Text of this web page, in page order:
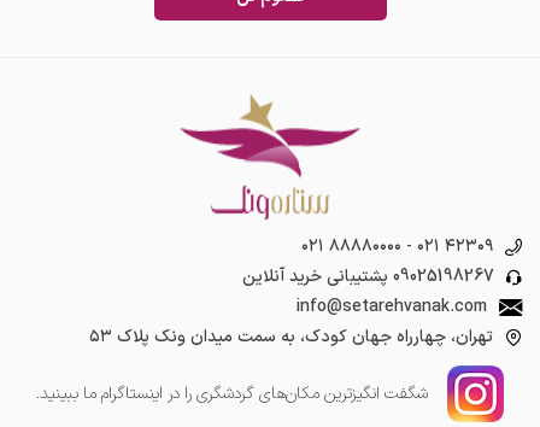
۰۲۱ ۸۸۸۸۰۰۰۰ - ۰۲۱ ۴۲۳۰۹
09025198267 پشتیبانی خرید آنلاین
info@setarehvanak.com
تهران، چهارراه جهان کودک، به سمت میدان ونک پلاک ۵۳
شگفت انگیز‌ترین مکان‌های گردشگری را در اینستاگرام ما ببینید.